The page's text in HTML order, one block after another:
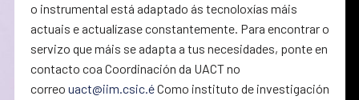
o instrumental está adaptado ás tecnoloxías máis
actuais e actualízase constantemente. Para encontrar o
servizo que máis se adapta a tus necesidades, ponte en
contacto coa Coordinación da UACT no
correo uact@iim.csic.éComo instituto de investigación